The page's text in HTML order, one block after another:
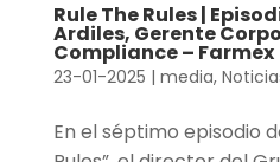
Rule The Rules |
Ardiles, Gerente
Compliance – Farmex
23-01-2025 | media,
En el séptimo episodio